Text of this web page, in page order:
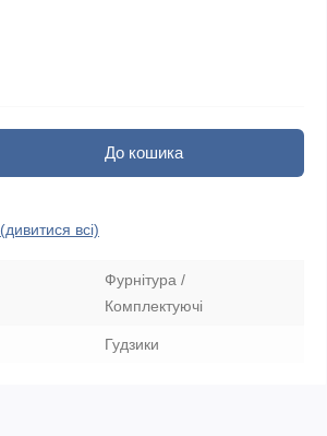
До кошика
(дивитися всі)
Фурнітура /
Комплектуючі
Гудзики